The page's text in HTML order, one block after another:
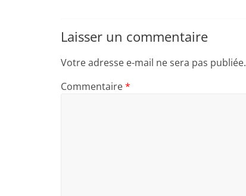
Laisser un commentaire
Votre adresse e-mail ne sera pas publiée.
Commentaire*